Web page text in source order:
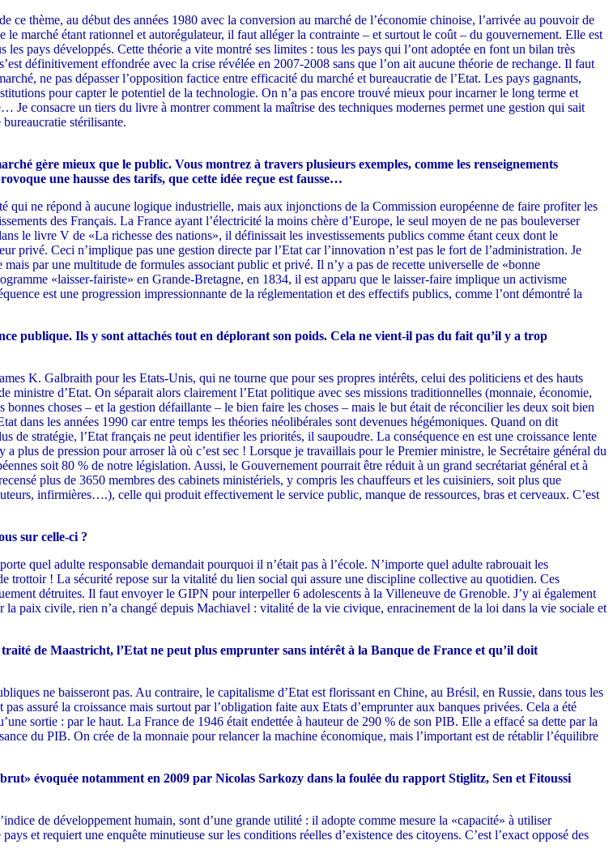
ce thème, au début des années 1980 avec la conversion au marché de l’économie chinoise, l’arrivée au pouvoir de
le marché étant rationnel et autorégulateur, il faut alléger la contrainte – et surtout le coût – du gouvernement. Elle est
pays développés. Cette théorie a vite montré ses limites : tous les pays qui l’ont adoptée en font un bilan très
définitivement effondrée avec la crise révélée en 2007-2008 sans que l’on ait aucune théorie de rechange. Il faut
ne pas dépasser l’opposition factice entre efficacité du marché et bureaucratie de l’Etat. Les pays gagnants,
pour capter le potentiel de la technologie. On n’a pas encore trouvé mieux pour incarner le long terme et
Je consacre un tiers du livre à montrer comment la maîtrise des techniques modernes permet une gestion qui sait
stérilisante.
gère mieux que le public. Vous montrez à travers plusieurs exemples, comme les renseignements
une hausse des tarifs, que cette idée reçue est fausse…
qui ne répond à aucune logique industrielle, mais aux injonctions de la Commission européenne de faire profiter les
des Français. La France ayant l’électricité la moins chère d’Europe, le seul moyen de ne pas bouleverser
le livre V de «La richesse des nations», il définissait les investissements publics comme étant ceux dont le
privé. Ceci n’implique pas une gestion directe par l’Etat car l’innovation n’est pas le fort de l’administration. Je
par une multitude de formules associant public et privé. Il n’y a pas de recette universelle de «bonne
«laisser-fairiste» en Grande-Bretagne, en 1834, il est apparu que le laisser-faire implique un activisme
est une progression impressionnante de la réglementation et des effectifs publics, comme l’ont démontré la
publique. Ils y sont attachés tout en déplorant son poids. Cela ne vient-il pas du fait qu’il y a trop
K. Galbraith pour les Etats-Unis, qui ne tourne que pour ses propres intérêts, celui des politiciens et des hauts
d’Etat. On séparait alors clairement l’Etat politique avec ses missions traditionnelles (monnaie, économie,
choses – et la gestion défaillante – le bien faire les choses – mais le but était de réconcilier les deux soit bien
dans les années 1990 car entre temps les théories néolibérales sont devenues hégémoniques. Quand on dit
stratégie, l’Etat français ne peut identifier les priorités, il saupoudre. La conséquence en est une croissance lente
plus de pression pour arroser là où c’est sec ! Lorsque je travaillais pour le Premier ministre, le Secrétaire général du
soit 80 % de notre législation. Aussi, le Gouvernement pourrait être réduit à un grand secrétariat général et à
plus de 3650 membres des cabinets ministériels, y compris les chauffeurs et les cuisiniers, soit plus que
infirmières….), celle qui produit effectivement le service public, manque de ressources, bras et cerveaux. C’est
sur celle-ci ?
quel adulte responsable demandait pourquoi il n’était pas à l’école. N’importe quel adulte rabrouait les
trottoir ! La sécurité repose sur la vitalité du lien social qui assure une discipline collective au quotidien. Ces
détruites. Il faut envoyer le GIPN pour interpeller 6 adolescents à la Villeneuve de Grenoble. J’y ai également
paix civile, rien n’a changé depuis Machiavel : vitalité de la vie civique, enracinement de la loi dans la vie sociale et
de Maastricht, l’Etat ne peut plus emprunter sans intérêt à la Banque de France et qu’il doit
ne baisseront pas. Au contraire, le capitalisme d’Etat est florissant en Chine, au Brésil, en Russie, dans tous les
assuré la croissance mais surtout par l’obligation faite aux Etats d’emprunter aux banques privées. Cela a été
sortie : par le haut. La France de 1946 était endettée à hauteur de 290 % de son PIB. Elle a effacé sa dette par la
du PIB. On crée de la monnaie pour relancer la machine économique, mais l’important est de rétablir l’équilibre
évoquée notamment en 2009 par Nicolas Sarkozy dans la foulée du rapport Stiglitz, Sen et Fitoussi
de développement humain, sont d’une grande utilité : il adopte comme mesure la «capacité» à utiliser
et requiert une enquête minutieuse sur les conditions réelles d’existence des citoyens. C’est l’exact opposé des